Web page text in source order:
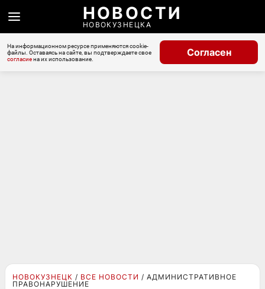
НОВОСТИ
НОВОКУЗНЕЦКА
На информационном ресурсе применяются cookie-
файлы. Оставаясь на сайте, вы подтверждаете свое
согласиена их использование.
Согласен
НОВОКУЗНЕЦК ВСЕ НОВОСТИ
АДМИНИСТРАТИВНОЕ
ПРАВОНАРУШЕНИЕ